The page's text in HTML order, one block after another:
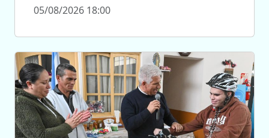
05/08/2026 18:00